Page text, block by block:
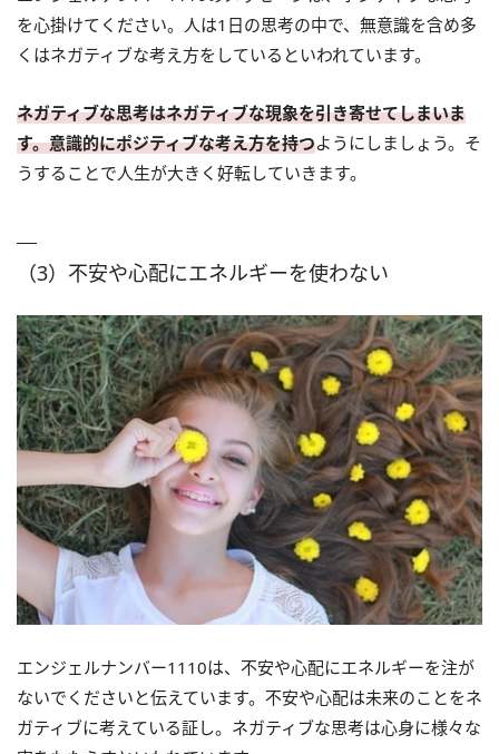
を心掛けてください。人は1日の思考の中で、無意識を含め多
くはネガティブな考え方をしているといわれています。
ネガティブな思考はネガティブな現象を引き寄せてしまいま
す。意識的にポジティブな考え方を持つようにしましょう。そ
うすることで人生が大きく好転していきます。
（3）不安や心配にエネルギーを使わない
エンジェルナンバー1110は、不安や心配にエネルギーを注が
ないでくださいと伝えています。不安や心配は未来のことをネ
ガティブに考えている証し。ネガティブな思考は心身に様々な